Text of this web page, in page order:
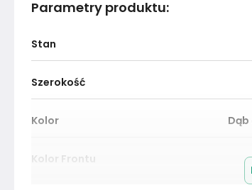
Parametry produktu:
Stan
Szerokość
Kolor
Kolor Frontu